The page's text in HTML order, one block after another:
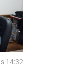
14:32